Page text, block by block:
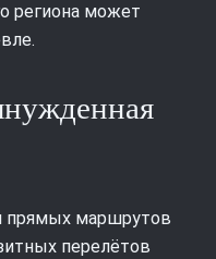
региона может
прямых маршрутов
перелётов